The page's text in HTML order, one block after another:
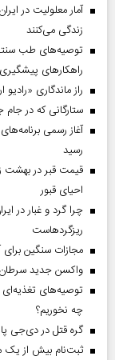
زندگی می‌کنند
توصیه‌های طب
راهکارهای
راز ماندگاری
ستارگانی که در جام جهانی ۲۰۲۶
رسید
احیای قبور
چرا گرد و غبار در
ریزگردهاست
مجازات سنگین برای
واکسن جدید
چه نخوریم؟
گره قتل در دی‌جی پارتی با ۵۰ قسم
ثبت‌نام بیش از یک